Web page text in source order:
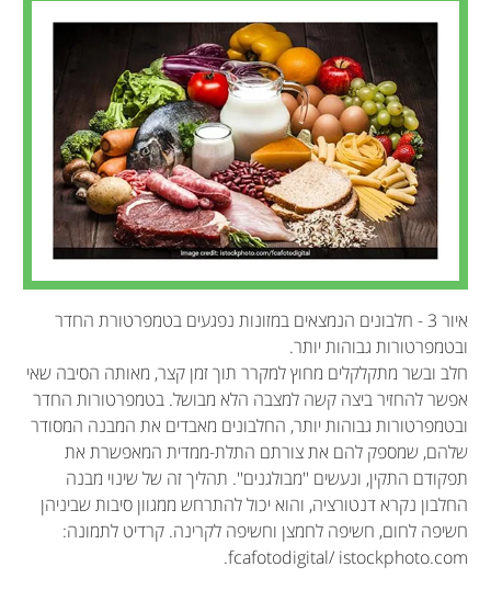
aaroncie@technion.ac.il
איור 3 - חלבונים הנמצאים במזונות נפגעים בטמפרטורת החדר
ובטמפרטורות גבוהות יותר.
חלב ובשר מתקלקלים מחוץ למקרר תוך זמן קצר, מאותה הסיבה שאי
אפשר להחזיר ביצה קשה למצבה הלא מבושל. בטמפרטורות החדר
ובטמפרטורות גבוהות יותר, החלבונים מאבדים את המבנה המסודר
שלהם, שמספק להם את צורתם התלת-ממדית המאפשרת את
תפקודם התקין, ונעשים ''מבולגנים''. תהליך זה של שינוי מבנה
החלבון נקרא דנטורציה, והוא יכול להתרחש ממגוון סיבות שביניהן
חשיפה לחום, חשיפה לחמצן וחשיפה לקרינה. קרדיט לתמונה:
fcafotodigital/ istockphoto.com.